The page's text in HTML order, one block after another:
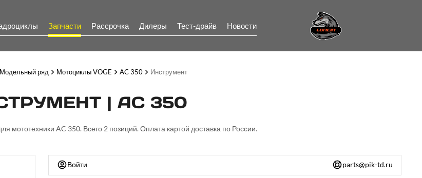
Запчасти Рассрочка Дилеры Тест-драйв Новости
Модельный ряд Мотоциклы VOGE AC 350 Инструмент
| AC 350
мототехники AC 350. Всего 2 позиций. Оплата картой доставка по России.
Войти parts@pik-td.ru